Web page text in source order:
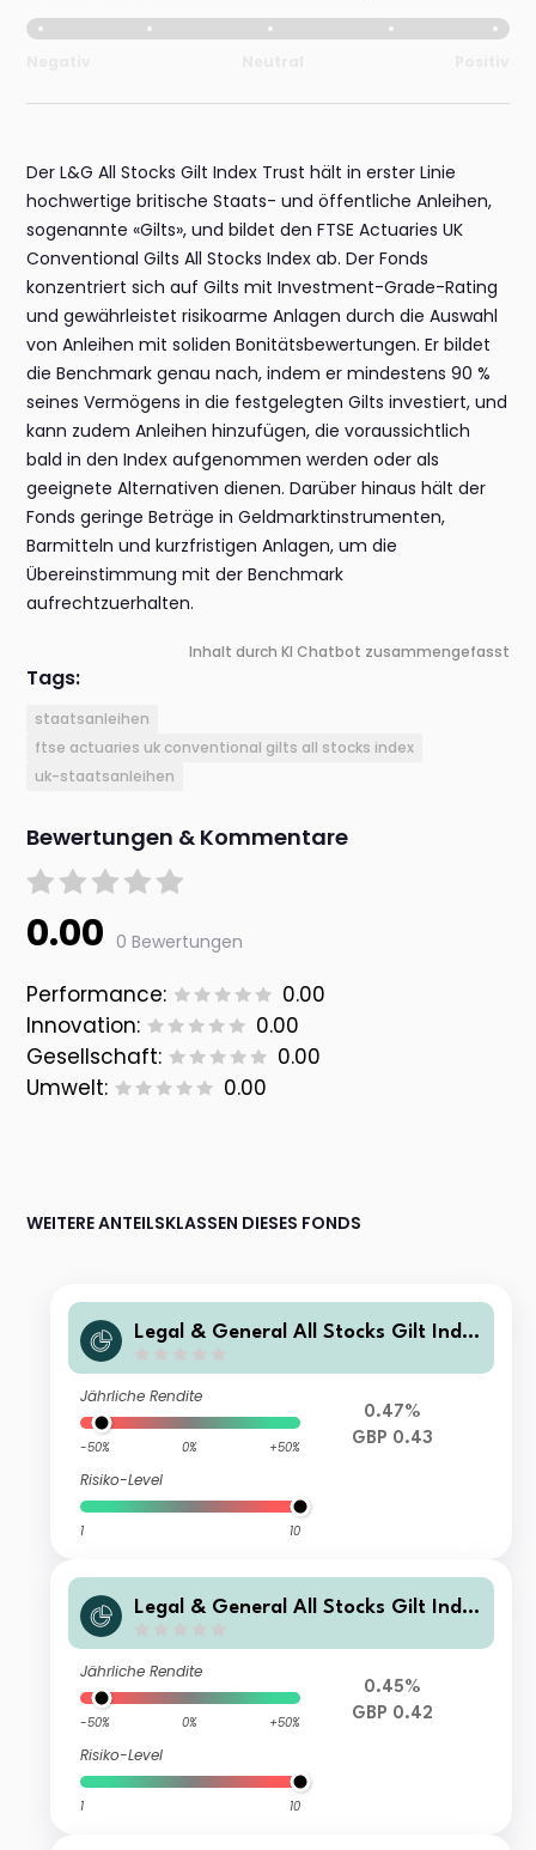
Der L&G All Stocks Gilt Index Trust hält in erster Linie
hochwertige britische Staats- und öffentliche Anleihen,
sogenannte «Gilts», und bildet den FTSE Actuaries UK
Conventional Gilts All Stocks Index ab. Der Fonds
konzentriert sich auf Gilts mit Investment-Grade-Rating
und gewährleistet risikoarme Anlagen durch die Auswahl
von Anleihen mit soliden Bonitätsbewertungen. Er bildet
die Benchmark genau nach, indem er mindestens 90 %
seines Vermögens in die festgelegten Gilts investiert, und
kann zudem Anleihen hinzufügen, die voraussichtlich
bald in den Index aufgenommen werden oder als
geeignete Alternativen dienen. Darüber hinaus hält der
Fonds geringe Beträge in Geldmarktinstrumenten,
Barmitteln und kurzfristigen Anlagen, um die
Übereinstimmung mit der Benchmark
aufrechtzuerhalten.
Inhalt durch KI Chatbot zusammengefasst
Tags:
staatsanleihen
ftse actuaries uk conventional gilts all stocks index
uk-staatsanleihen
Bewertungen & Kommentare
0.00 0 Bewertungen
Performance:
0.00
Innovation:
0.00
Gesellschaft:
0.00
Umwelt:
0.00
WEITERE ANTEILSKLASSEN DIESES FONDS
Legal & General All Stocks Gilt Inde
Jährliche Rendite
-50% 0% +50%
Risiko-Level
1 10
0.47%
GBP 0.43
Legal & General All Stocks Gilt Inde
Jährliche Rendite
-50% 0% +50%
Risiko-Level
1 10
0.45%
GBP 0.42